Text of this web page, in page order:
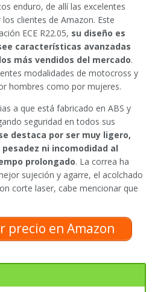
enduro, de allí las excelentes
clientes de Amazon. Este
ECE R22.05, su diseño es
características avanzadas
más vendidos del mercado.
modalidades de motocross y
hombres como por mujeres.
a que está fabricado en ABS y
seguridad en todos sus
destaca por ser muy ligero,
ni incomodidad al
prolongado. La correa ha
sujeción y agarre, el acolchado
corte laser, cabe mencionar que
precio en Amazon